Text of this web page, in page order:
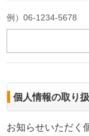
例）06-1234-5678
個人情報の取り
お知らせいただく